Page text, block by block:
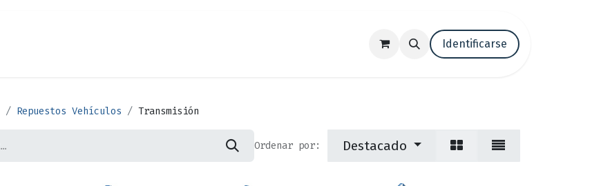
Trabaja con nosotros Blog
Identificarse
Repuestos Vehículos Transmisión
Ordenar por: Destacado